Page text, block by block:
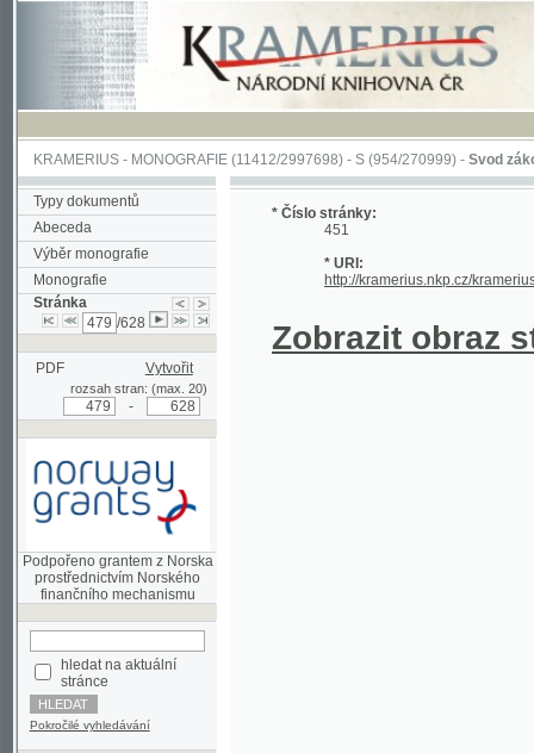
KRAMERIUS-MONOGRAFIE(11412/2997698) -S (954/270999)-Svod zákonův
Typy dokumentů
Abeceda
Výběr monografie
Monografie
Stránka
/628
PDF Vytvořit
rozsah stran: (max. 20)
Podpořeno grantem z Norska
prostřednictvím Norského
hledat na aktuální
stránce
Pokročilé vyhledávání
* Číslo stránky:
451
* URI:
http://kramerius.nkp.cz/kramerius/